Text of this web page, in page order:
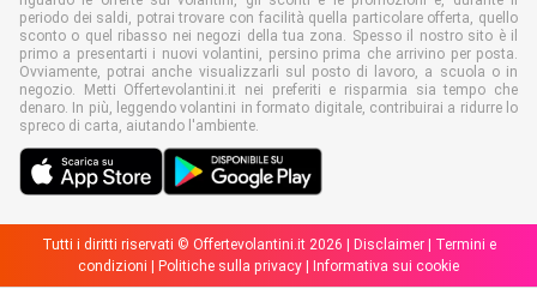
periodo dei saldi, potrai trovare con facilità quella particolare offerta, quello
sconto o quel ribasso nei negozi della tua zona. Spesso il nostro sito è il
primo a presentarti i nuovi volantini, persino prima che arrivino per posta.
Ovviamente, potrai anche visualizzarli sul posto di lavoro, a scuola o in
negozio. Metti Offertevolantini.it nei preferiti e risparmia sia tempo che
denaro. In più, leggendo volantini in formato digitale, contribuirai a ridurre lo
spreco di carta, aiutando l'ambiente.
Tutti i diritti riservati © Offertevolantini.it 2026 | Disclaimer| Termini e
condizioni | Politiche sulla privacy | Informativa sui cookie